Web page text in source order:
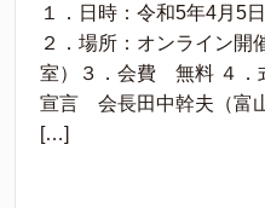
１．日時​：令和5年4月5
２．場所​：オンライン開
室）３．会費 無料 ４．
宣言 会長田中幹夫（富
[…]